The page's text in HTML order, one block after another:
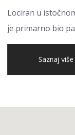
Lociran u
je primarno bio
Saznaj više